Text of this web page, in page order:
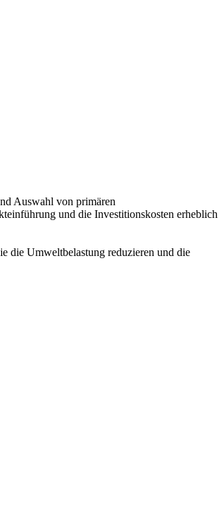
Auswahl von primären
und die Investitionskosten erheblich
die Umweltbelastung reduzieren und die